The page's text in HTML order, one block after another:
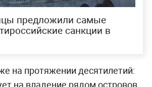
предложили самые
санкции в
на протяжении десятилетий:
на владение рядом островов